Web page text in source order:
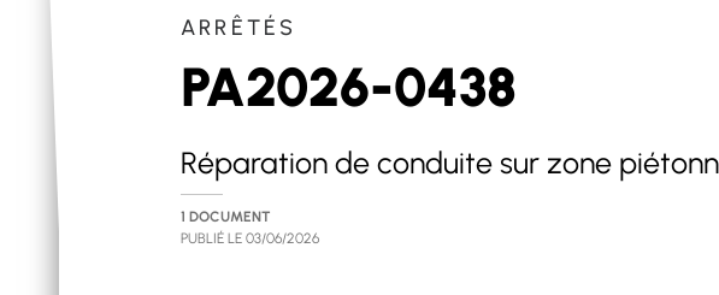
ARRÊTÉS
PA2026-0438
Réparation de conduite sur zone
1 DOCUMENT
PUBLIÉ LE 03/06/2026